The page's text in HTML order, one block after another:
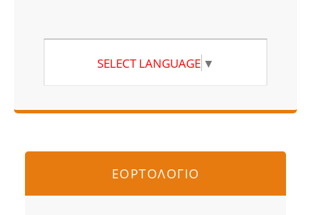
SELECT LANGUAGE ▼
ΕΟΡΤΟΛΟΓΙΟ